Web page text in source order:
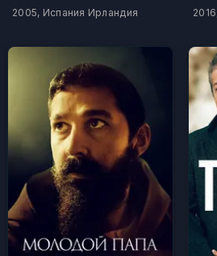
2005, Испания Ирландия